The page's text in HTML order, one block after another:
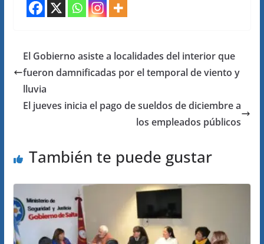
El Gobierno asiste a localidades del interior que
fueron damnificadas por el temporal de viento y
lluvia
El jueves inicia el pago de sueldos de diciembre a
los empleados públicos
También te puede gustar